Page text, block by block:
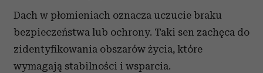
Dach w płomieniach oznacza uczucie braku
bezpieczeństwa lub ochrony. Taki sen zachęca do
zidentyfikowania obszarów życia, które
wymagają stabilności i wsparcia.